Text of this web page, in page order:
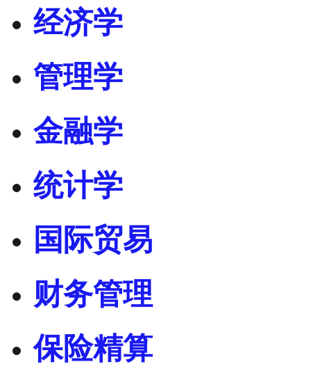
经济学
管理学
金融学
统计学
国际贸易
财务管理
保险精算